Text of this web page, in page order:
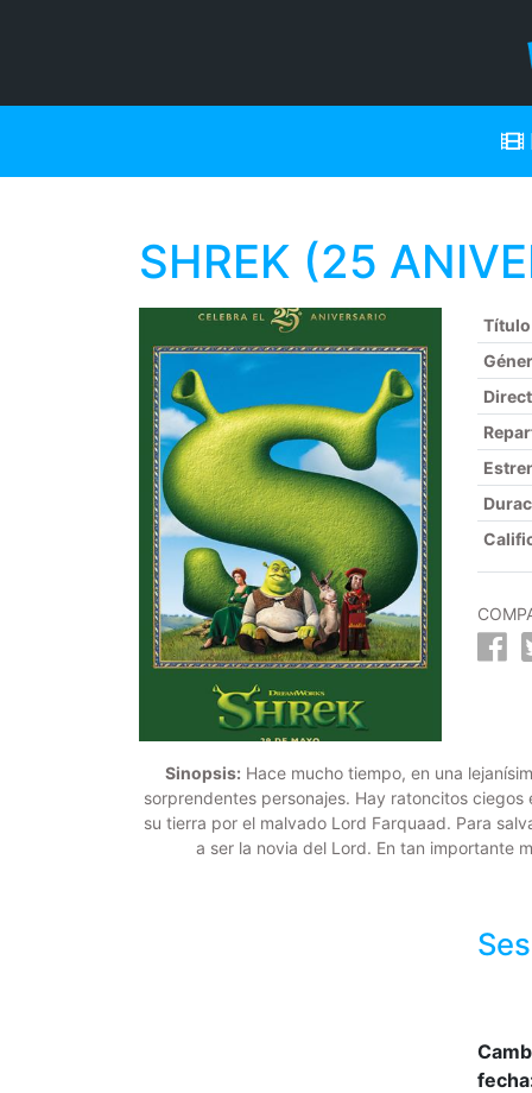
SHREK (25
Sinopsis: Hace mucho tiempo, en una
sorprendentes personajes. Hay ratoncitos
su tierra por el malvado Lord Farquaad. Para
a ser la novia del Lord. En tan importante